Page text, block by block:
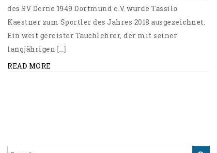
des SV Derne 1949 Dortmund e.V. wurde Tassilo
Kaestner zum Sportler des Jahres 2018 ausgezeichnet.
Ein weit gereister Tauchlehrer, der mit seiner
langjährigen […]
READ MORE